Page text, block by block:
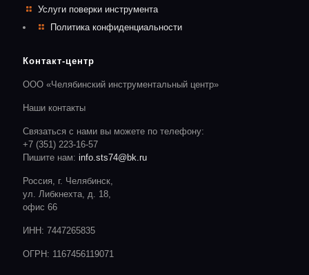
Услуги поверки инструмента
Политика конфиденциальности
Контакт-центр
ООО «Челябинский инструментальный центр»
Наши контакты
Связаться с нами вы можете по телефону:
+7 (351) 223-16-57
Пишите нам: info.sts74@bk.ru
Россия, г. Челябинск,
ул. Либкнехта, д. 18,
офис 66
ИНН: 7447265835
ОГРН: 1167456119071